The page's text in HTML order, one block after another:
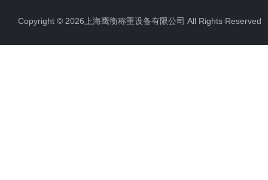
Copyright © 2026上海鹰衡称重设备有限公司 All Rights